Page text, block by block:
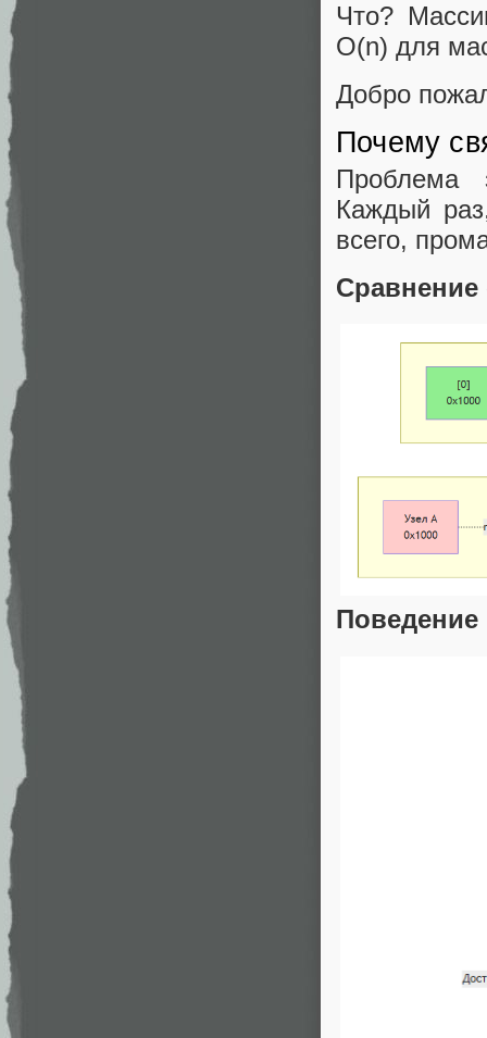
Что?
O(n) для
Добро
Почему
Проблема
Каждый
всего,
Сравнение
Поведение